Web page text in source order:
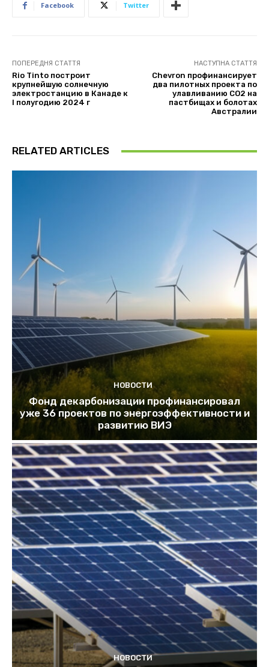
Facebook Twitter
ПОПЕРЕДНЯ СТАТТЯ
Rio Tinto построит
крупнейшую солнечную
электростанцию в Канаде к
I полугодию 2024 г
НАСТУПНА СТАТТЯ
Chevron профинансирует
два пилотных проекта по
улавливанию CO2 на
пастбищах и болотах
Австралии
RELATED ARTICLES
НОВОСТИ
Фонд декарбонизации профинансировал
уже 36 проектов по энергоэффективности и
развитию ВИЭ
НОВОСТИ